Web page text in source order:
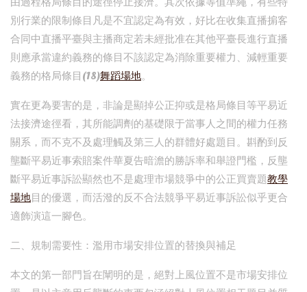
別行業的限制條目凡是不宜認定為有效，好比在收集直播掮客
合同中直播平臺與主播商定若未經批准在其他平臺長進行直播
則應承當違約義務的條目不該認定為消除重要權力、減輕重要
義務的格局條目(18)舞蹈場地。
實在更為要害的是，非論是顯掉公正抑或是格局條目等平易近
法接濟途徑看，其所能調劑的基礎限于當事人之間的權力任務
關系，而不克不及處理觸及第三人的群體好處題目。斟酌到反
壟斷平易近事索賠案件華夏告暗澹的勝訴率和舉證門檻，反壟
斷平易近事訴訟顯然也不是處理市場競爭中的公正買賣題教學
場地目的優選，而活潑的反不合法競爭平易近事訴訟似乎更合
適飾演這一腳色。
二、規制需要性：濫用市場安排位置的替換與補足
本文的第一部門旨在闡明的是，絕對上風位置不是市場安排位